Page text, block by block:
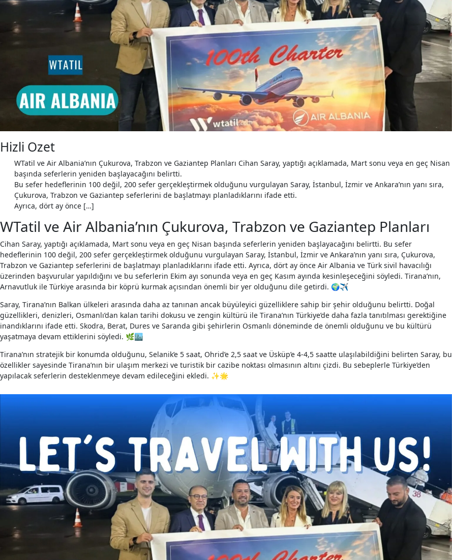
Hizli Ozet
WTatil ve Air Albania’nın Çukurova, Trabzon ve Gaziantep Planları Cihan Saray, yaptığı açıklamada, Mart sonu veya en geç Nisan
başında seferlerin yeniden başlayacağını belirtti.
Bu sefer hedeflerinin 100 değil, 200 sefer gerçekleştirmek olduğunu vurgulayan Saray, İstanbul, İzmir ve Ankara’nın yanı sıra,
Çukurova, Trabzon ve Gaziantep seferlerini de başlatmayı planladıklarını ifade etti.
Ayrıca, dört ay önce […]
WTatil ve Air Albania’nın Çukurova, Trabzon ve Gaziantep Planları
Cihan Saray, yaptığı açıklamada, Mart sonu veya en geç Nisan başında seferlerin yeniden başlayacağını belirtti. Bu sefer
hedeflerinin 100 değil, 200 sefer gerçekleştirmek olduğunu vurgulayan Saray, İstanbul, İzmir ve Ankara’nın yanı sıra, Çukurova,
Trabzon ve Gaziantep seferlerini de başlatmayı planladıklarını ifade etti. Ayrıca, dört ay önce Air Albania ve Türk sivil havacılığı
üzerinden başvurular yapıldığını ve bu seferlerin Ekim ayı sonunda veya en geç Kasım ayında kesinleşeceğini söyledi. Tirana’nın,
Arnavutluk ile Türkiye arasında bir köprü kurmak açısından önemli bir yer olduğunu dile getirdi. 🌍✈️
Saray, Tirana’nın Balkan ülkeleri arasında daha az tanınan ancak büyüleyici güzelliklere sahip bir şehir olduğunu belirtti. Doğal
güzellikleri, denizleri, Osmanlı’dan kalan tarihi dokusu ve zengin kültürü ile Tirana’nın Türkiye’de daha fazla tanıtılması gerektiğine
inandıklarını ifade etti. Skodra, Berat, Dures ve Saranda gibi şehirlerin Osmanlı döneminde de önemli olduğunu ve bu kültürü
yaşatmaya devam ettiklerini söyledi. 🌿🏙️
Tirana’nın stratejik bir konumda olduğunu, Selanik’e 5 saat, Ohrid’e 2,5 saat ve Üsküp’e 4-4,5 saatte ulaşılabildiğini belirten Saray, bu
özellikler sayesinde Tirana’nın bir ulaşım merkezi ve turistik bir cazibe noktası olmasının altını çizdi. Bu sebeplerle Türkiye’den
yapılacak seferlerin desteklenmeye devam edileceğini ekledi. ✨🌟